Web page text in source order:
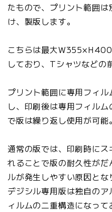
たもので、プリント範囲
け、製版します。
こちらは最大
しており、Tシャツなどの
プリント範囲に専用フィ
し、印刷後は専用フィル
で版は繰り返し使用が可能。
通常の版では、印刷時に
れることで版の耐久性が
ルが発生しやすい原因とな
デジシル専用版は独自の
ィルムの二重構造になっ